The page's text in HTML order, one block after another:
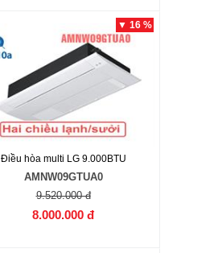
▼ 16 %
Điều hòa multi LG 9.000BTU
AMNW09GTUA0
9.520.000 đ
8.000.000 đ